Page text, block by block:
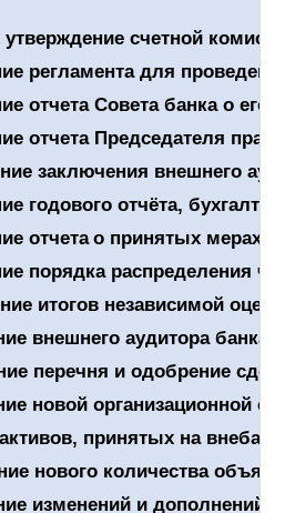
счетной
регламента для
отчетаСовета банка о его
отчета Председателя
заключения внешнего
годового отчёта,
отчета о принятых мерах
порядка распределения
итогов независимой
внешнего аудитора банка
перечня и одобрение
новой организационной
принятых на
нового количества
изменений и дополнений,